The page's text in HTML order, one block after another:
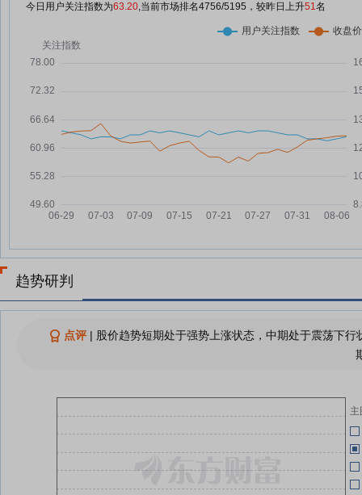
豪江智能：融资净偿还32.25万
07-24
07-23
07-22
豪江智能7月21日加速下跌
豪江智能：融资净买入89.74万
07-20
07-17
豪江智能：关于选举第四届董事会
职工代表董事的公告
07-17
07-02
07-02
今日用户关注指数为63.20,当前市场排名4756/5195，较昨日上升51名
趋势研判
点评| 股价趋势短期处于强势上涨状态，中期处于震荡下
主